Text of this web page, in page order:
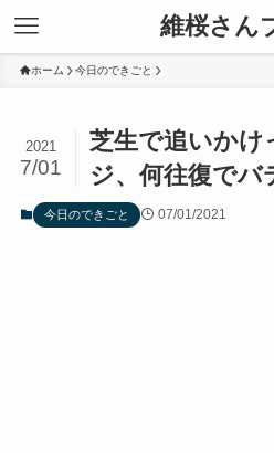
維桜さん
ホーム 今日のできごと
芝生で追いかけ
ジ、何往復でバ
2021
7/01
今日のできごと 07/01/2021